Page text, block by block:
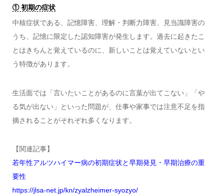
① 初期の症状
中核症状である、記憶障害、理解・判断力障害、見当識障害の
うち、記憶に限定した認知障害が発生します。過去に起きたこ
とはきちんと覚えているのに、新しいことは覚えていないとい
う特徴があります。
生活面では「言いたいことがあるのに言葉が出てこない」「や
る気が出ない」といった問題が、仕事や家事では注意不足を指
摘されることがそれぞれ多くなります。
【関連記事】
若年性アルツハイマー病の初期症状と早期発見・早期治療の重
要性
https://jlsa-net.jp/kn/zyalzheimer-syozyo/